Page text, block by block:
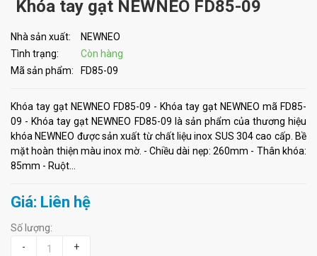
Khóa tay gạt NEWNEO FD85-09
Nhà sản xuất:
NEWNEO
Tình trạng:
Còn hàng
Mã sản phẩm:
FD85-09
Khóa tay gạt NEWNEO FD85-09 - Khóa tay gạt NEWNEO mã FD85-
09 - Khóa tay gạt NEWNEO FD85-09 là sản phẩm của thương hiệu
khóa NEWNEO được sản xuất từ chất liệu inox SUS 304 cao cấp. Bề
mặt hoàn thiện màu inox mờ. - Chiều dài nẹp: 260mm - Thân khóa:
85mm - Ruột...
Giá: Liên hệ
Số lượng:
-
+